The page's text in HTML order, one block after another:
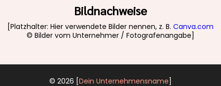
Bildnachweise
[Platzhalter: Hier verwendete Bilder nennen, z. B. Canva.com
© Bilder vom Unternehmer / Fotografenangabe]
© 2026 [Dein Unternehmensname]